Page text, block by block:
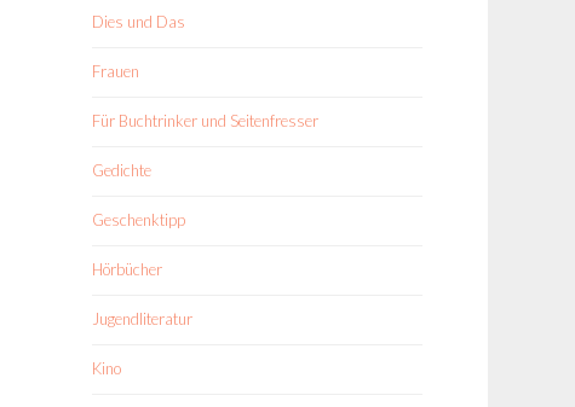
Dies und Das
Frauen
Für Buchtrinker und Seitenfresser
Gedichte
Geschenktipp
Hörbücher
Jugendliteratur
Kino